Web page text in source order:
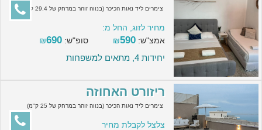
צימרים ליד נאות הכיכר (בנווה זוהר במרחק של 29.4 ק"מ)
מחיר לזוג, החל מ:
אמצ"ש:
₪590 סופ"ש: ₪690
יחידות 4, מתאים למשפחות
ריזורט האחוזה
צימרים ליד נאות הכיכר (בנווה זוהר במרחק של 25 ק"מ)
צלצל לקבלת מחיר